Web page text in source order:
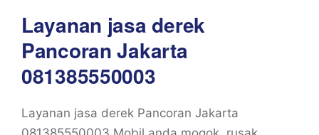
Layanan jasa derek
Pancoran Jakarta
081385550003
Layanan jasa derek Pancoran Jakarta